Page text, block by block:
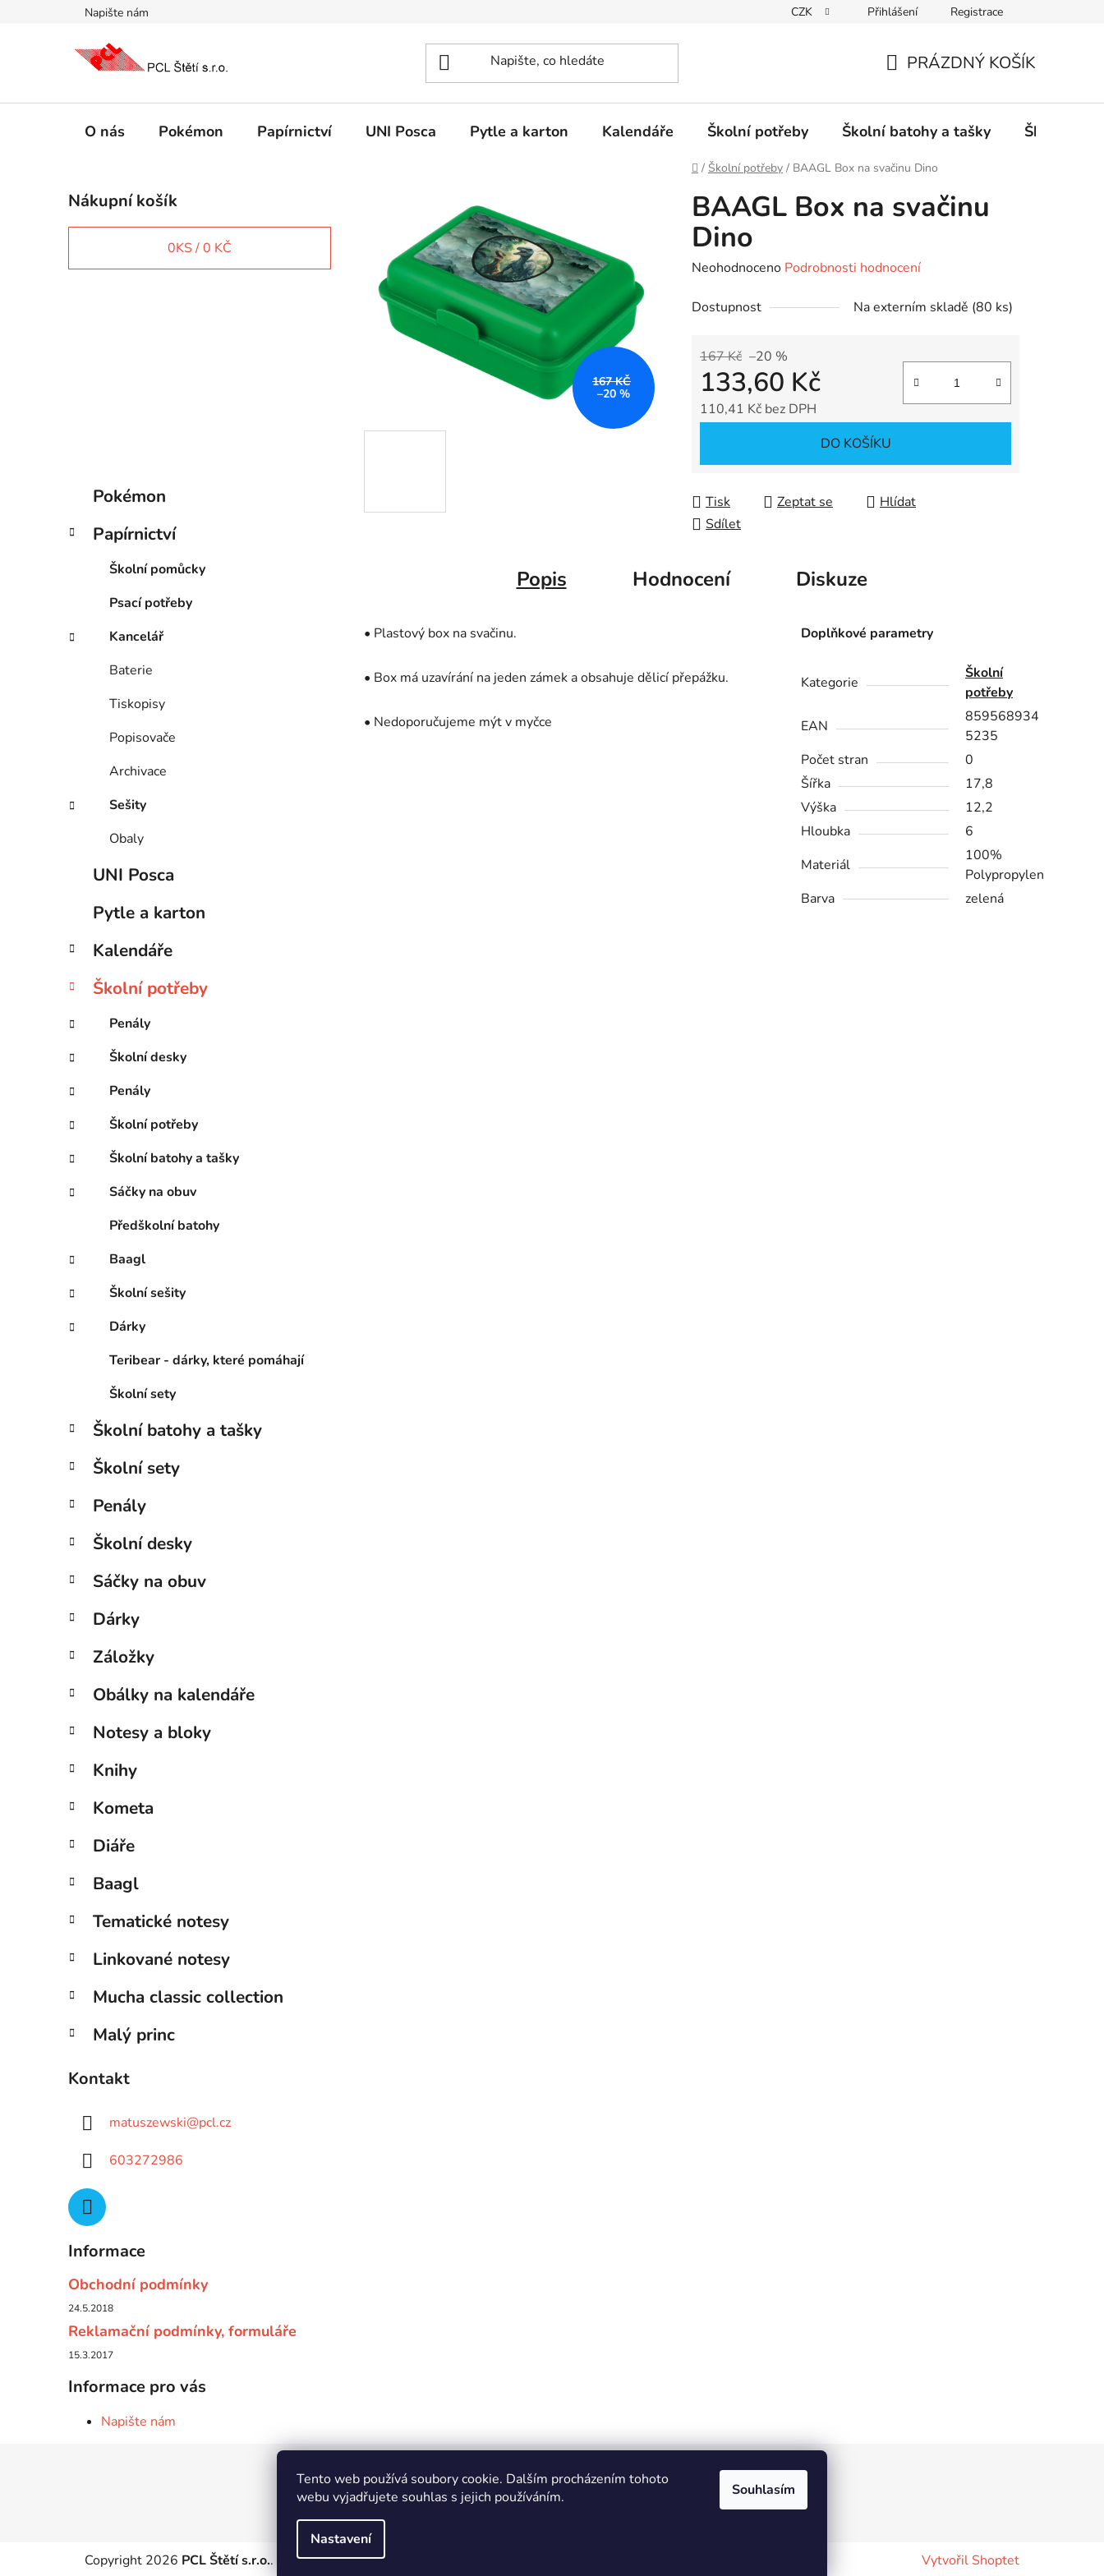
Tento web používá soubory cookie. Dalším procházením tohoto
webu vyjadřujete souhlas s jejich používáním.
Nastavení
Souhlasím
Napište nám CZK Přihlášení Registrace
KOŠÍK
PRÁZDNÝ KOŠÍK
O nás Pokémon Papírnictví UNI Posca Pytle a karton Kalendáře Školní potřeby Školní batohy a tašky Školní sety
Domů
/ Školní potřeby / BAAGL Box na svačinu Dino
o
s
r
Nákupní košík
0KS /0 KČ
Přeskočit
kategorie
e
e
Pokémon
Papírnictví
Školní pomůcky
Psací potřeby
Kancelář
Baterie
Tiskopisy
Popisovače
Archivace
Sešity
Obaly
UNI Posca
Pytle a karton
Kalendáře
Školní potřeby
Penály
Školní desky
Penály
Školní potřeby
Školní batohy a tašky
Sáčky na obuv
Předškolní batohy
Baagl
Školní sešity
Dárky
Teribear - dárky, které pomáhají
Školní sety
Školní batohy a tašky
Školní sety
Penály
Školní desky
Sáčky na obuv
Dárky
Záložky
Obálky na kalendáře
Notesy a bloky
Knihy
Kometa
Diáře
Baagl
Tematické notesy
Linkované notesy
Mucha classic collection
Malý princ
Kontakt
matuszewski@pcl.cz
603272986
Informace
Obchodní podmínky
24.5.2018
Reklamační podmínky, formuláře
15.3.2017
Informace pro vás
Napište nám
BAAGL Box na svačinu
Dino
Průměrné
produktu
0,0
hvězdiček.
Neohodnoceno Podrobnosti hodnocení
Dostupnost Na externím skladě (80 ks)
167 Kč –20 %
133,60 Kč
110,41 Kč bez DPH
DO KOŠÍKU
Tisk Zeptat se
Hlídat
Sdílet
167 KČ
–20 %
Popis Hodnocení Diskuze
• Plastový box na svačinu.
• Box má uzavírání na jeden zámek a obsahuje dělicí přepážku.
• Nedoporučujeme mýt v myčce
Doplňkové parametry
Kategorie
Školní
potřeby
EAN
859568934
5235
Počet stran
0
Šířka
17,8
Výška
12,2
Hloubka
6
Materiál
100%
Polypropylen
Barva
zelená
IT e-shop
Vytvořil Shoptet
Copyright 2026 PCL Štětí s.r.o.. Všechna práva vyhrazena.